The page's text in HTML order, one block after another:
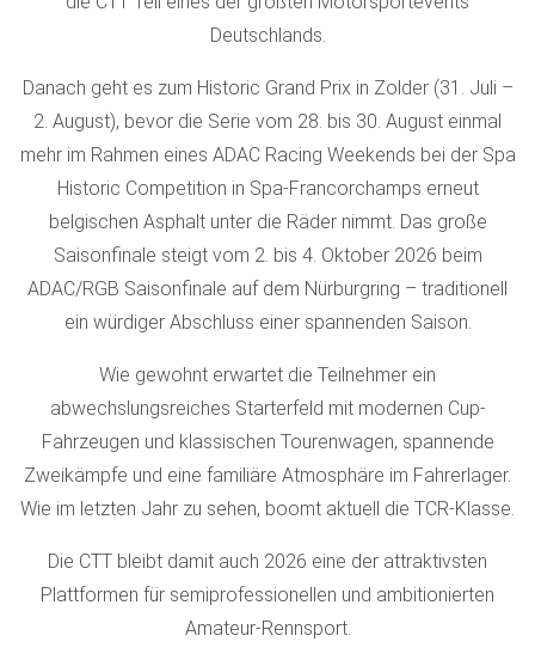
Deutschlands.
Danach geht es zum Historic Grand Prix in Zolder (31. Juli –
2. August), bevor die Serie vom 28. bis 30. August einmal
mehr im Rahmen eines ADAC Racing Weekends bei der Spa
Historic Competition in Spa-Francorchamps erneut
belgischen Asphalt unter die Räder nimmt. Das große
Saisonfinale steigt vom 2. bis 4. Oktober 2026 beim
ADAC/RGB Saisonfinale auf dem Nürburgring – traditionell
ein würdiger Abschluss einer spannenden Saison.
Wie gewohnt erwartet die Teilnehmer ein
abwechslungsreiches Starterfeld mit modernen Cup-
Fahrzeugen und klassischen Tourenwagen, spannende
Zweikämpfe und eine familiäre Atmosphäre im Fahrerlager.
Wie im letzten Jahr zu sehen, boomt aktuell die TCR-Klasse.
Die CTT bleibt damit auch 2026 eine der attraktivsten
Plattformen für semiprofessionellen und ambitionierten
Amateur-Rennsport.